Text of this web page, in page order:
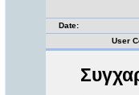
Date:
User